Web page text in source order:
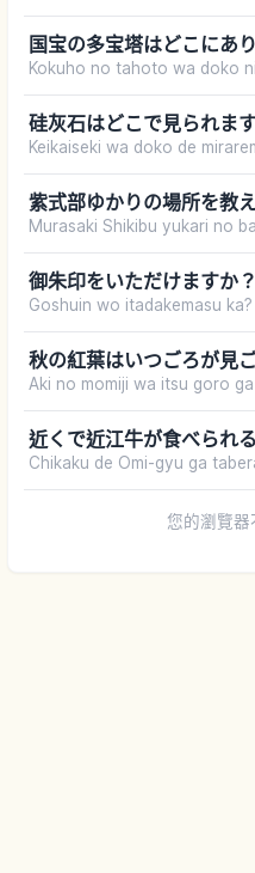
国宝の多宝塔はどこにあ
Kokuho no tahoto wa doko
硅灰石はどこで見られま
Keikaiseki wa doko de
紫式部ゆかりの場所を教
Murasaki Shikibu yukari no
御朱印をいただけますか？
Goshuin wo itadakemasu ka?
秋の紅葉はいつごろが見
Aki no momiji wa itsu goro
近くで近江牛が食べられ
Chikaku de Omi-gyu ga
您的瀏覽